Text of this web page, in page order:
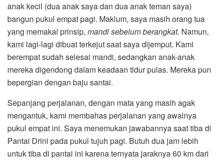
anak kecil (dua anak saya dan dua anak teman saya)
bangun pukul empat pagi. Maklum, saya masih orang tua
yang memakai prinsip, mandi sebelum berangkat. Namun,
kami lagi-lagi dibuat terkejut saat saya dijemput. Kami
berempat sudah selesai mandi, sedangkan anak-anak
mereka digendong dalam keadaan tidur pulas. Mereka pun
bepergian dengan baju santai.
Sepanjang perjalanan, dengan mata yang masih agak
mengantuk, kami membahas perjalanan yang awalnya
pukul empat ini. Saya menemukan jawabannya saat tiba di
Pantai Drini pada pukul tujuh pagi. Butuh dua jam lebih
untuk tiba di pantai ini karena ternyata jaraknya 60 km dari